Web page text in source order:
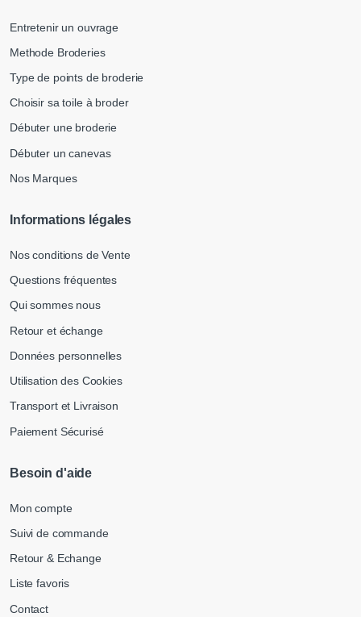
Entretenir un ouvrage
Methode Broderies
Type de points de broderie
Choisir sa toile à broder
Débuter une broderie
Débuter un canevas
Nos Marques
Informations légales
Nos conditions de Vente
Questions fréquentes
Qui sommes nous
Retour et échange
Données personnelles
Utilisation des Cookies
Transport et Livraison
Paiement Sécurisé
Besoin d'aide
Mon compte
Suivi de commande
Retour & Echange
Liste favoris
Contact